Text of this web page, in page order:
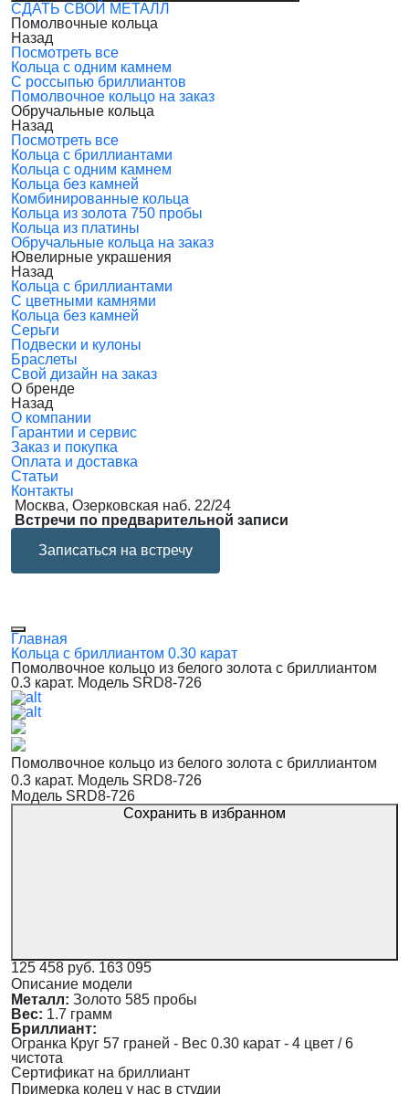
СДАТЬ СВОЙ МЕТАЛЛ
Помолвочные кольца
Назад
Посмотреть все
Кольца с одним камнем
С россыпью бриллиантов
Помолвочное кольцо на заказ
Обручальные кольца
Назад
Посмотреть все
Кольца с бриллиантами
Кольца с одним камнем
Кольца без камней
Комбинированные кольца
Кольца из золота 750 пробы
Кольца из платины
Обручальные кольца на заказ
Ювелирные украшения
Назад
Кольца с бриллиантами
С цветными камнями
Кольца без камней
Серьги
Подвески и кулоны
Браслеты
Свой дизайн на заказ
О бренде
Назад
О компании
Гарантии и сервис
Заказ и покупка
Оплата и доставка
Статьи
Контакты
Москва, Озерковская наб. 22/24
Встречи по предварительной записи
Записаться на встречу
Главная
Кольца с бриллиантом 0.30 карат
Помолвочное кольцо из белого золота с бриллиантом
0.3 карат. Модель SRD8-726
Помолвочное кольцо из белого золота с бриллиантом
0.3 карат. Модель SRD8-726
Модель SRD8-726
Сохранить в избранном
125 458 руб. 163 095
Описание модели
Металл: Золото 585 пробы
Вес: 1.7 грамм
Бриллиант:
Огранка Круг 57 граней - Вес 0.30 карат - 4 цвет / 6
чистота
Сертификат на бриллиант
Примерка колец у нас в студии